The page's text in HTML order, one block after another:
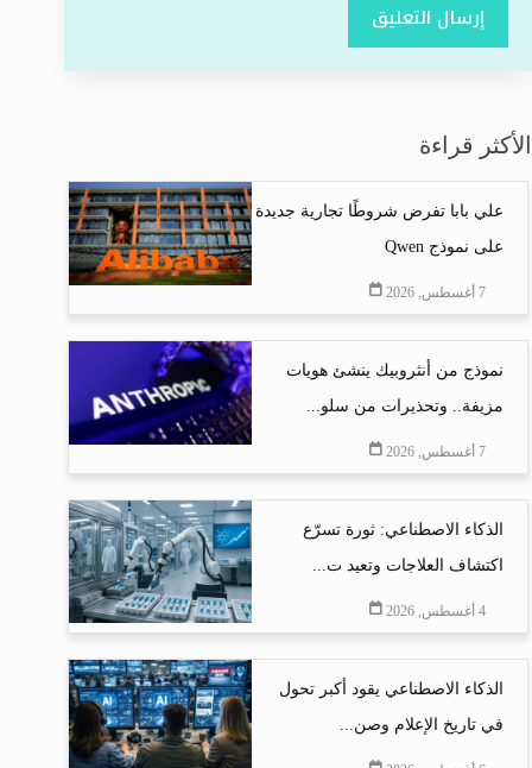
إرسال التعليق
الأكثر قراءة
علي بابا تفرض شروطًا تجارية جديدة
على نموذج Qwen
7 أغسطس, 2026
نموذج من أنثروبيك ينشئ هويات
مزيفة.. وتحذيرات من سلو...
7 أغسطس, 2026
الذكاء الاصطناعي: ثورة تسرّع
اكتشاف العلاجات وتعيد ت...
4 أغسطس, 2026
الذكاء الاصطناعي يقود أكبر تحول
في تاريخ الإعلام وصن...